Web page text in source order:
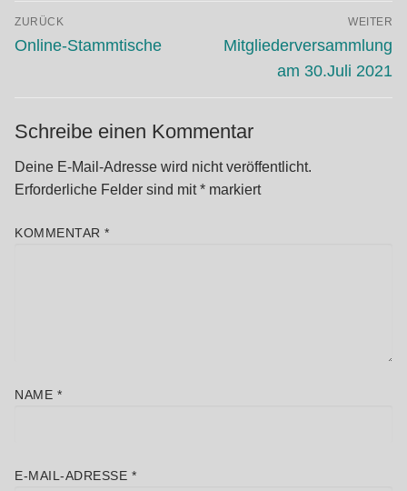
Beitragsnavigation
ZURÜCK
Vorheriger
Online-Stammtische
WEITER
Nächster
Mitgliederversammlung
am 30.Juli 2021
Schreibe einen Kommentar
Deine E-Mail-Adresse wird nicht veröffentlicht.
Erforderliche Felder sind mit* markiert
KOMMENTAR *
NAME *
E-MAIL-ADRESSE *